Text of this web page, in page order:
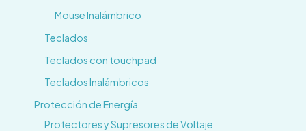
Mouse Inalámbrico
Teclados
Teclados con touchpad
Teclados Inalámbricos
Protección de Energía
Protectores y Supresores de Voltaje